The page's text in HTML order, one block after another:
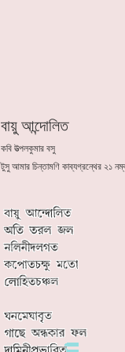
বায়ু আন্দোলিত
কবি উত্পলকুমার বসু
টুসু আমার চিন্তামণি কাব্যগ্রন্থের ২১